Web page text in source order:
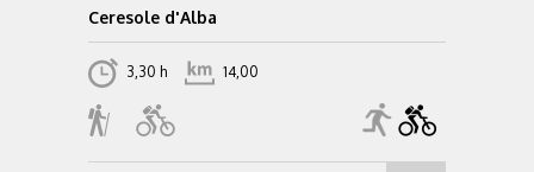
Ceresole d'Alba
3,30 h 14,00